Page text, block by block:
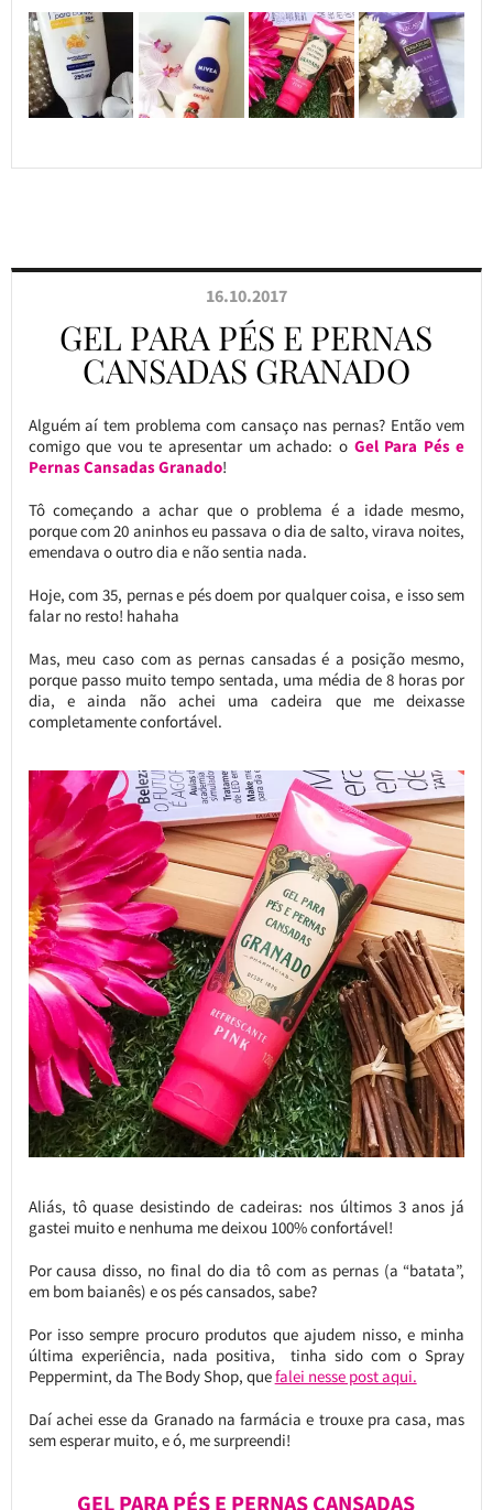
16.10.2017
GEL PARA PÉS E PERNAS
CANSADAS GRANADO
Alguém aí tem problema com cansaço nas pernas? Então vem
comigo que vou te apresentar um achado: o Gel Para Pés e
Pernas Cansadas Granado!
Tô começando a achar que o problema é a idade mesmo,
porque com 20 aninhos eu passava o dia de salto, virava noites,
emendava o outro dia e não sentia nada.
Hoje, com 35, pernas e pés doem por qualquer coisa, e isso sem
falar no resto! hahaha
Mas, meu caso com as pernas cansadas é a posição mesmo,
porque passo muito tempo sentada, uma média de 8 horas por
dia, e ainda não achei uma cadeira que me deixasse
completamente confortável.
Aliás, tô quase desistindo de cadeiras: nos últimos 3 anos já
gastei muito e nenhuma me deixou 100% confortável!
Por causa disso, no final do dia tô com as pernas (a “batata”,
em bom baianês) e os pés cansados, sabe?
Por isso sempre procuro produtos que ajudem nisso, e minha
última experiência, nada positiva, tinha sido com o Spray
Peppermint, da The Body Shop, quefalei nesse post aqui.
Daí achei esse da Granado na farmácia e trouxe pra casa, mas
sem esperar muito, e ó, me surpreendi!
GEL PARA PÉS E PERNAS CANSADAS